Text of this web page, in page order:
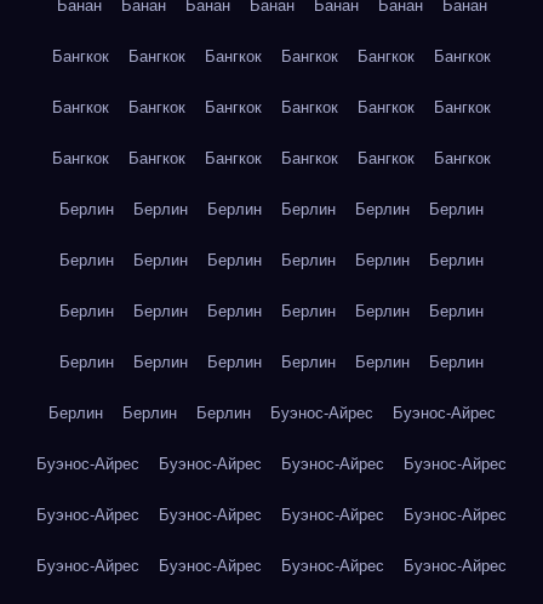
Банан Банан Банан Банан Банан Банан Банан
Бангкок Бангкок Бангкок Бангкок Бангкок Бангкок
Бангкок Бангкок Бангкок Бангкок Бангкок Бангкок
Бангкок Бангкок Бангкок Бангкок Бангкок Бангкок
Берлин Берлин Берлин Берлин Берлин Берлин
Берлин Берлин Берлин Берлин Берлин Берлин
Берлин Берлин Берлин Берлин Берлин Берлин
Берлин Берлин Берлин Берлин Берлин Берлин
Берлин Берлин Берлин Буэнос-Айрес Буэнос-Айрес
Буэнос-Айрес Буэнос-Айрес Буэнос-Айрес Буэнос-Айрес
Буэнос-Айрес Буэнос-Айрес Буэнос-Айрес Буэнос-Айрес
Буэнос-Айрес Буэнос-Айрес Буэнос-Айрес Буэнос-Айрес